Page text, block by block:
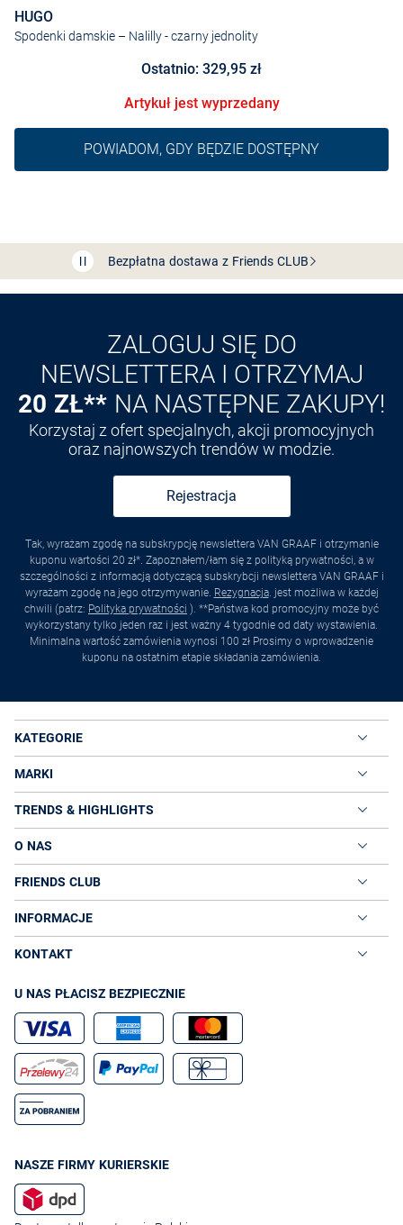
HUGO
Spodenki damskie – Nalilly- czarny jednolity
Ostatnio: 329,95 zł
Artykuł jest wyprzedany
POWIADOM, GDY BĘDZIE DOSTĘPNY
Przedłużenie czasu zwrotu towaru: 60 dni
ZALOGUJ SIĘ DO
NEWSLETTERA I OTRZYMAJ
20 ZŁ** NA NASTĘPNE ZAKUPY!
Korzystaj z ofert specjalnych, akcji promocyjnych
oraz najnowszych trendów w modzie.
Rejestracja
Tak, wyrażam zgodę na subskrypcję newslettera VAN GRAAF i otrzymanie
kuponu wartości 20 zł*. Zapoznałem/łam się z polityką prywatności, a w
szczególności z informacją dotyczącą subskrybcji newslettera VAN GRAAF i
wyrażam zgodę na jego otrzymywanie. Rezygnacja. jest możliwa w każdej
chwili (patrz: Polityka prywatności ). **Państwa kod promocyjny może być
wykorzystany tylko jeden raz i jest ważny 4 tygodnie od daty wystawienia.
Minimalna wartość zamówienia wynosi 100 zł Prosimy o wprowadzenie
kuponu na ostatnim etapie składania zamówienia.
KATEGORIE
MARKI
TRENDS & HIGHLIGHTS
O NAS
FRIENDS CLUB
INFORMACJE
KONTAKT
U NAS PŁACISZ BEZPIECZNIE
NASZE FIRMY KURIERSKIE